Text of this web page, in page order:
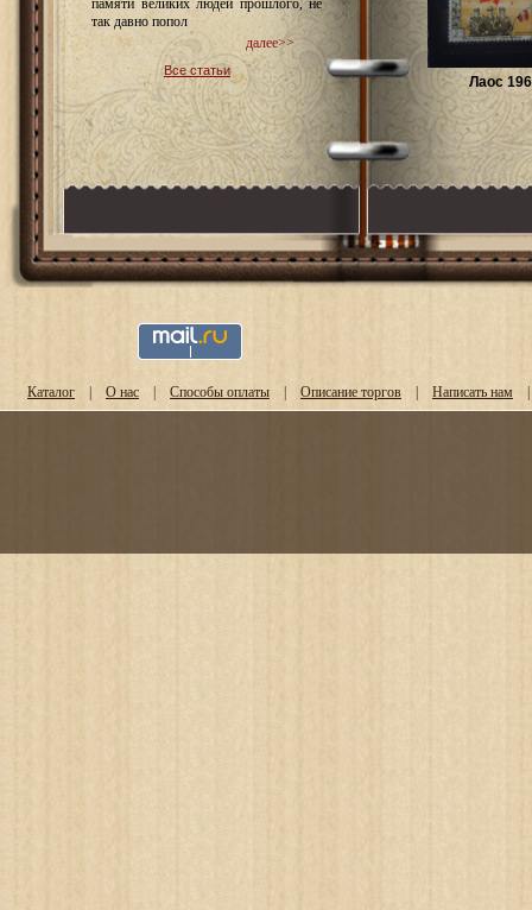
памяти великих людей прошлого, не
так давно попол
далее>>
Все статьи
Лаос
Каталог | О нас | Способы оплаты | Описание торгов | Написать нам |